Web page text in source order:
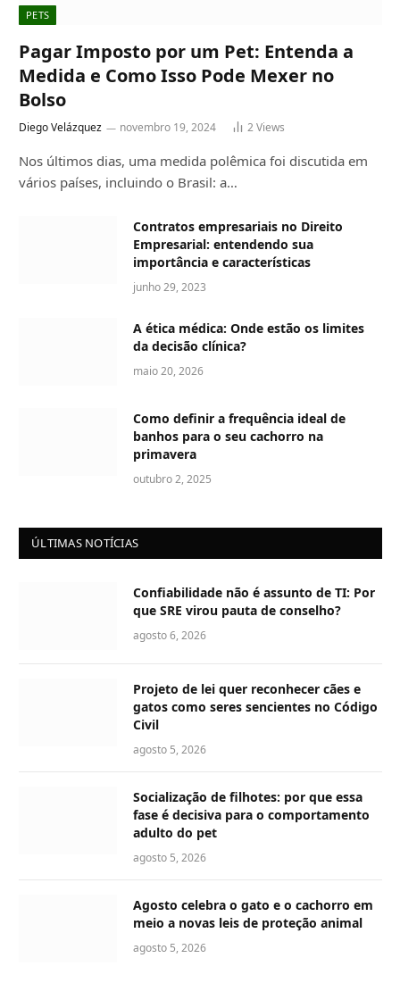
PETS
Pagar Imposto por um Pet: Entenda a
Medida e Como Isso Pode Mexer no
Bolso
Diego Velázquez novembro 19, 2024 2Views
Nos últimos dias, uma medida polêmica foi discutida em
vários países, incluindo o Brasil: a…
Contratos empresariais no Direito
Empresarial: entendendo sua
importância e características
junho 29, 2023
A ética médica: Onde estão os limites
da decisão clínica?
maio 20, 2026
Como definir a frequência ideal de
banhos para o seu cachorro na
primavera
outubro 2, 2025
ÚLTIMAS NOTÍCIAS
Confiabilidade não é assunto de TI: Por
que SRE virou pauta de conselho?
agosto 6, 2026
Projeto de lei quer reconhecer cães e
gatos como seres sencientes no Código
Civil
agosto 5, 2026
Socialização de filhotes: por que essa
fase é decisiva para o comportamento
adulto do pet
agosto 5, 2026
Agosto celebra o gato e o cachorro em
meio a novas leis de proteção animal
agosto 5, 2026